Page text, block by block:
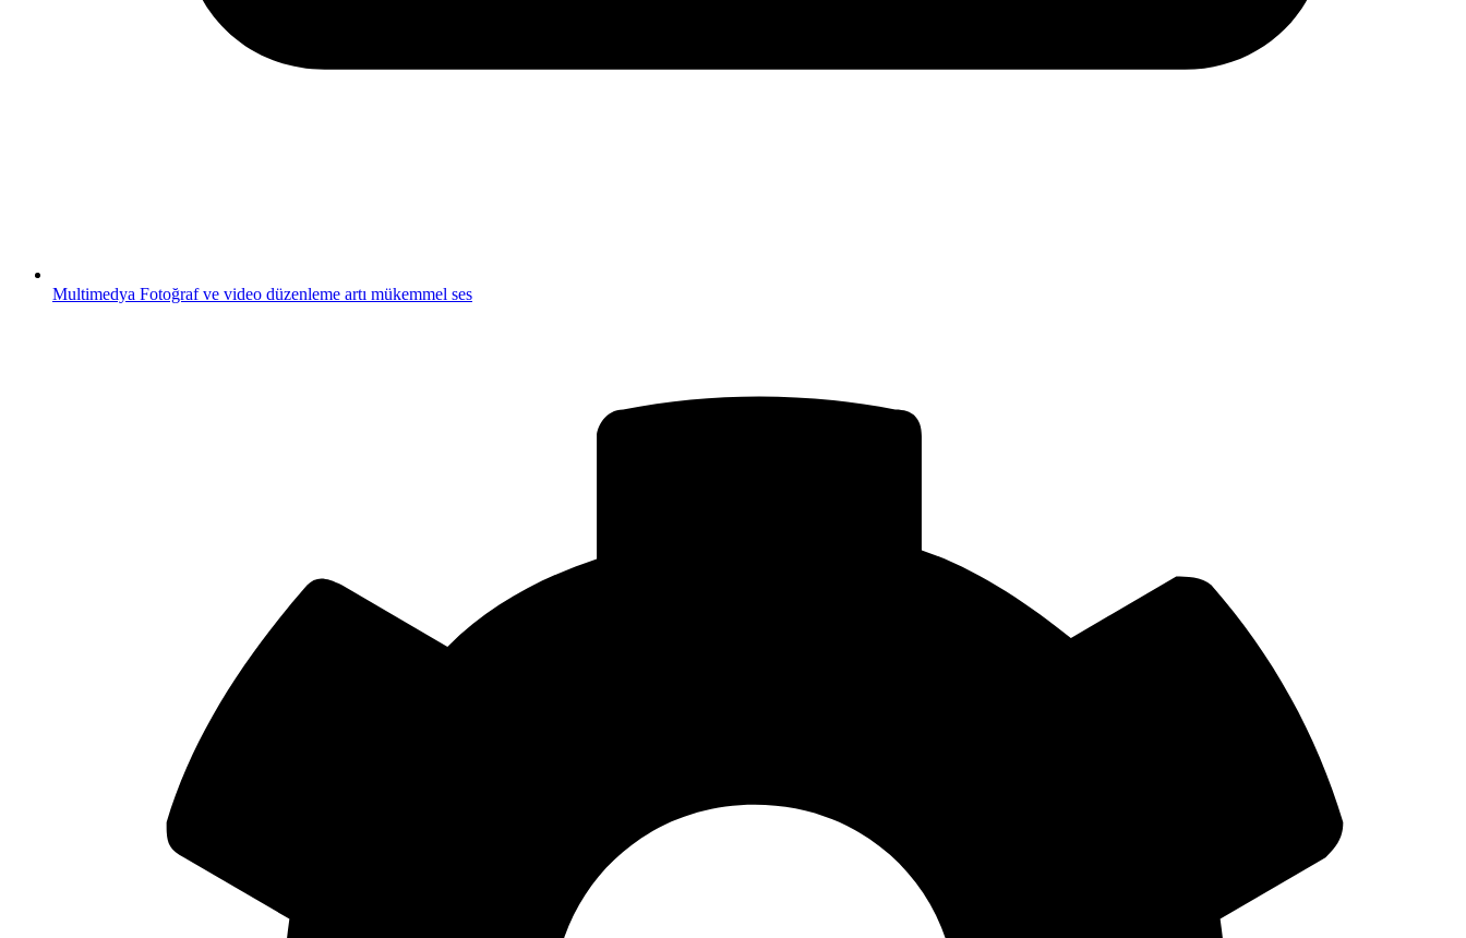
Multimedya Fotoğraf ve video düzenleme artı mükemmel ses